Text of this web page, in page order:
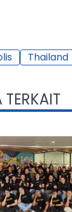
Thailand
TERKAIT